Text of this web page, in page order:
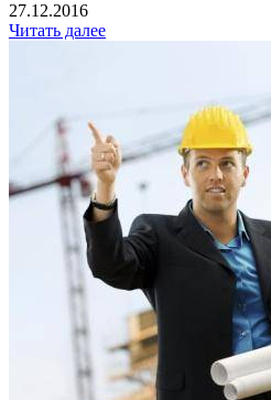
27.12.2016
Читать далее